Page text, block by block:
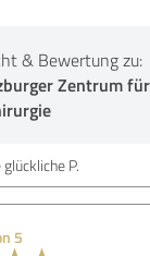
& Bewertung zu:
Zentrum für
glückliche P.
5